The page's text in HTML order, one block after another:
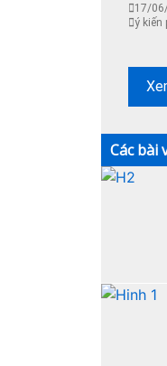
17/
ý kiến
Các bài